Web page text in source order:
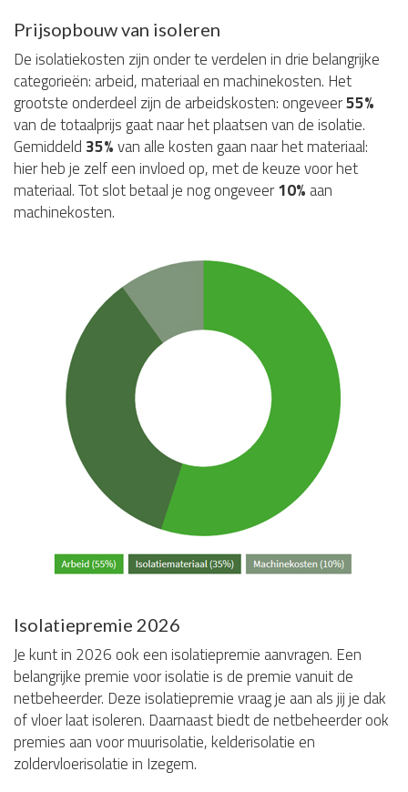
Prijsopbouw van isoleren
De isolatiekosten zijn onder te verdelen in drie belangrijke
categorieën: arbeid, materiaal en machinekosten. Het
grootste onderdeel zijn de arbeidskosten: ongeveer55%
van de totaalprijs gaat naar het plaatsen van de isolatie.
Gemiddeld 35%van alle kosten gaan naar het materiaal:
hier heb je zelf een invloed op, met de keuze voor het
materiaal. Tot slot betaal je nog ongeveer10% aan
machinekosten.
Isolatiepremie 2026
Je kunt in 2026 ook een isolatiepremie aanvragen. Een
belangrijke premie voor isolatie is de premie vanuit de
netbeheerder. Deze isolatiepremie vraag je aan als jij je dak
of vloer laat isoleren. Daarnaast biedt de netbeheerder ook
premies aan voor muurisolatie, kelderisolatie en
zoldervloerisolatie in Izegem.